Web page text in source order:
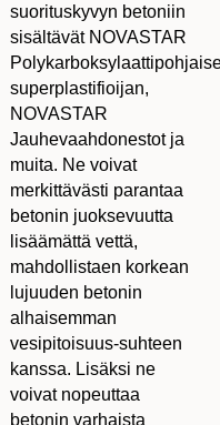
suorituskyvyn betoniin
sisältävät NOVASTAR
superplastifioijan,
NOVASTAR
Jauhevaahdonestot ja
muita. Ne voivat
merkittävästi parantaa
betonin juoksevuutta
lisäämättä vettä,
mahdollistaen korkean
lujuuden betonin
alhaisemman
vesipitoisuus-suhteen
kanssa. Lisäksi ne
voivat nopeuttaa
betonin varhaista